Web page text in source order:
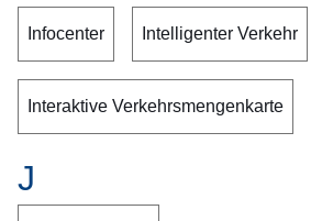
Infocenter Intelligenter Verkehr
Interaktive Verkehrsmengenkarte
J